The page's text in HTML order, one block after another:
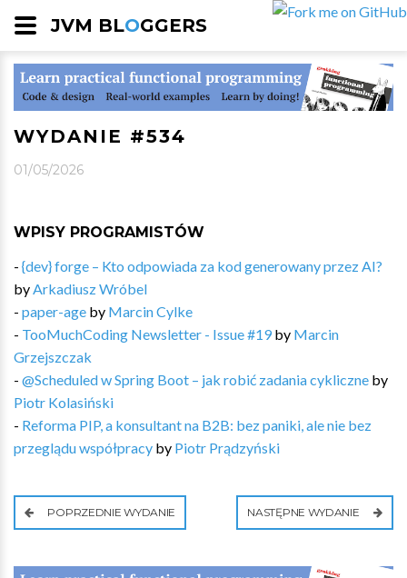
JVM BLOGGERS
WYDANIE #534
01/05/2026
WPISY PROGRAMISTÓW
- {dev} forge – Kto odpowiada za kod generowany przez AI?
by Arkadiusz Wróbel
- paper-age by Marcin Cylke
- TooMuchCoding Newsletter - Issue #19 by Marcin
Grzejszczak
- @Scheduled w Spring Boot – jak robić zadania cykliczne by
Piotr Kolasiński
- Reforma PIP, a konsultant na B2B: bez paniki, ale nie bez
przeglądu współpracy by Piotr Prądzyński
POPRZEDNIE WYDANIE NASTĘPNE WYDANIE